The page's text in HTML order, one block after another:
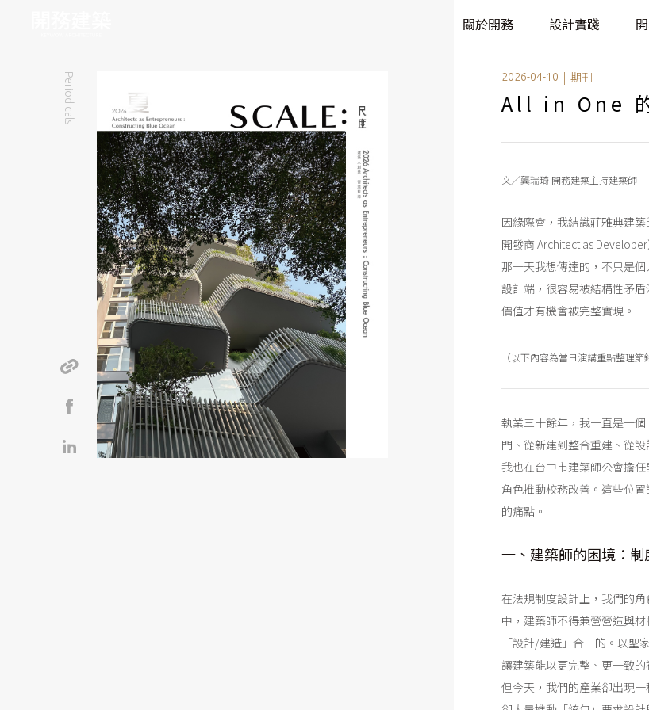
關於開務 設計實踐
Periodicals 2026-04-10 | 期刊
All in One
文／龔瑞琦 開務建築主持建築師
因緣際會，我結識莊雅典建
開發商 Architect as Developer
那一天我想傳達的，不只是
設計端，很容易被結構性矛
價值才有機會被完整實現。
（以下內容為當日演講重點整理節
執業三十餘年，我一直是一
門、從新建到整合重建、從
我也在台中市建築師公會擔
角色推動校務改善。這些位
的痛點。
一、建築師的困境：
在法規制度設計上，我們的
中，建築師不得兼營營造與
「設計/建造」合一的。以聖
讓建築能以更完整、更一致的
但今天，我們的產業卻出現